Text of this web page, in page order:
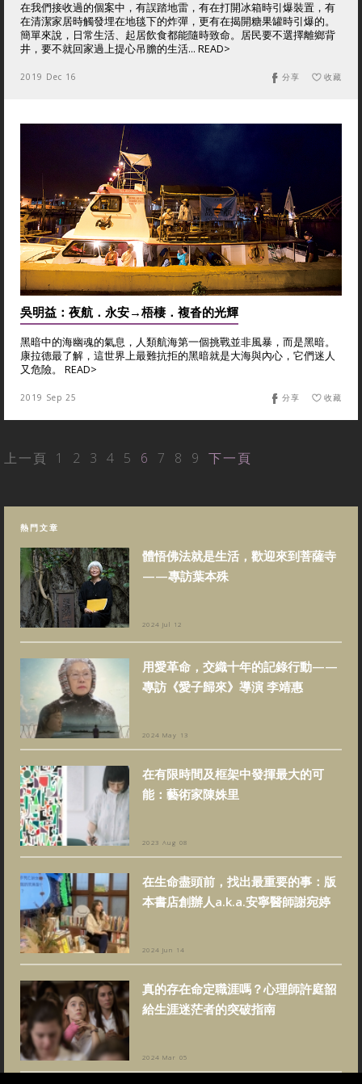
在我們接收過的個案中，有誤踏地雷，有在打開冰箱時引爆裝置，有
在清潔家居時觸發埋在地毯下的炸彈，更有在揭開糖果罐時引爆的。
簡單來說，日常生活、起居飲食都能隨時致命。居民要不選擇離鄉背
井，要不就回家過上提心吊膽的生活... READ>
2019 Dec 16 收藏
分享
吳明益：夜航．永安→梧棲．複沓的光輝
黑暗中的海幽魂的氣息，人類航海第一個挑戰並非風暴，而是黑暗。
康拉德最了解，這世界上最難抗拒的黑暗就是大海與內心，它們迷人
又危險。 READ>
2019 Sep 25 收藏
分享
上一頁 1 2 3 4 5 6 7 8 9 下一頁
熱門文章
體悟佛法就是生活，歡迎來到菩薩寺
——專訪葉本殊
2024 Jul 12
用愛革命，交織十年的記錄行動——
專訪《愛子歸來》導演 李靖惠
2024 May 13
在有限時間及框架中發揮最大的可
能：藝術家陳姝里
2023 Aug 08
在生命盡頭前，找出最重要的事：版
本書店創辦人a.k.a.安寧醫師謝宛婷
2024 Jun 14
真的存在命定職涯嗎？心理師許庭韶
給生涯迷茫者的突破指南
2024 Mar 05